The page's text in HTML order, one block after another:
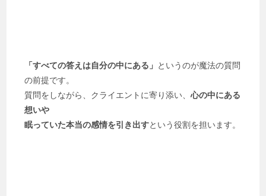
「すべての答えは自分の中にある」 というのが魔法の質問
の前提です。
質問をしながら、クライエントに寄り添い、心の中にある
想いや
眠っていた本当の感情を引き出すという役割を担います。